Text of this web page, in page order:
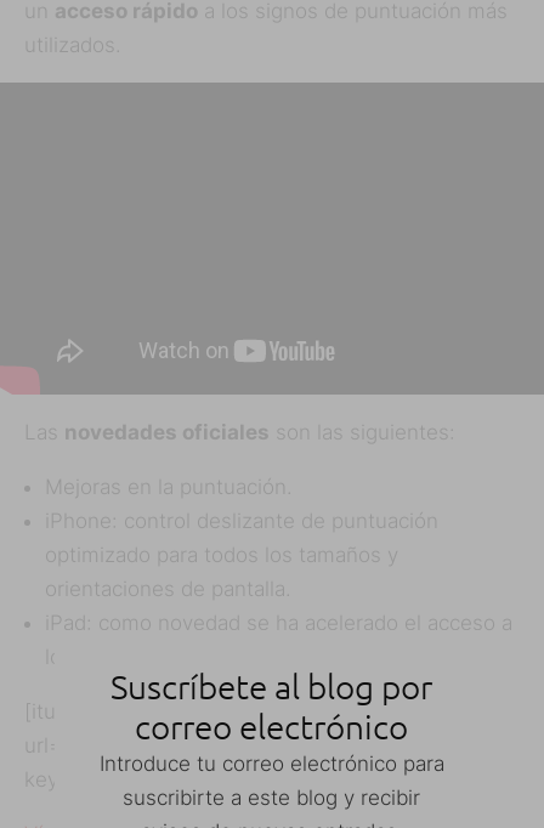
un acceso rápido a los signos de puntuación más
utilizados.
Las novedades oficiales son las siguientes:
Mejoras en la puntuación.
iPhone: control deslizante de puntuación
optimizado para todos los tamaños y
orientaciones de pantalla.
iPad: como novedad se ha acelerado el acceso a
los signos de puntuación habituales.
[itunes
url=»https://itunes.apple.com/es/app/swiftkey-
keyboard/id911813648?mt=8″/]
Suscríbete al blog por
correo electrónico
Introduce tu correo electrónico para
suscribirte a este blog y recibir